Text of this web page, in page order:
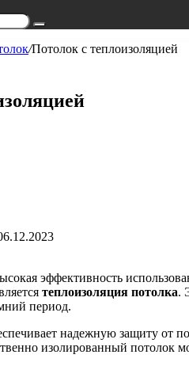
Поиск...
/Потолок с теплоизоляцией
эффективность
теплоизоляция потолка.
период.
надежную защиту от
изолированный потолок